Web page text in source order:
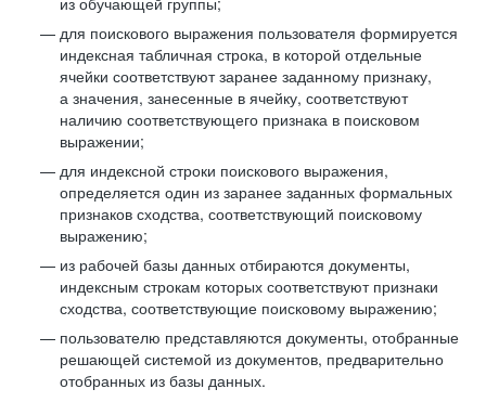
для поискового выражения пользователя формируется
индексная табличная строка, в которой отдельные
ячейки соответствуют заранее заданному признаку,
а значения, занесенные в ячейку, соответствуют
наличию соответствующего признака в поисковом
выражении;
для индексной строки поискового выражения,
определяется один из заранее заданных формальных
признаков сходства, соответствующий поисковому
выражению;
из рабочей базы данных отбираются документы,
индексным строкам которых соответствуют признаки
сходства, соответствующие поисковому выражению;
пользователю представляются документы, отобранные
решающей системой из документов, предварительно
отобранных из базы данных.